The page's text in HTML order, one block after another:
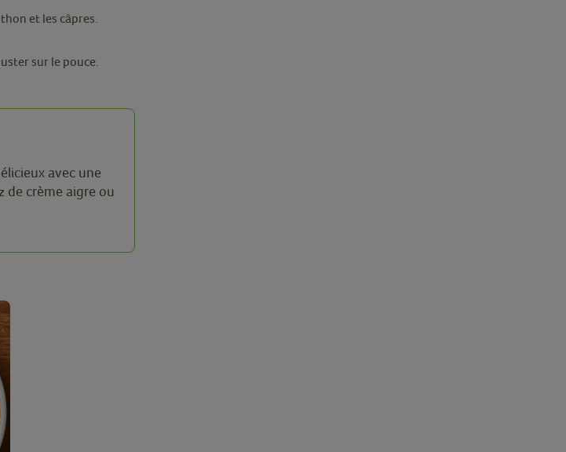
et les câpres.
sur le pouce.
avec une
de crème aigre ou